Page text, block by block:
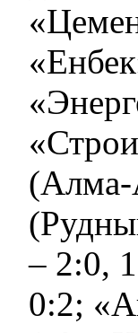
(Алма-
– 2:0,
0:2;